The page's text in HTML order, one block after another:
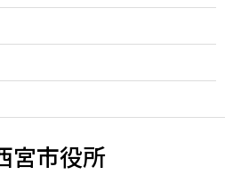
宮市役所